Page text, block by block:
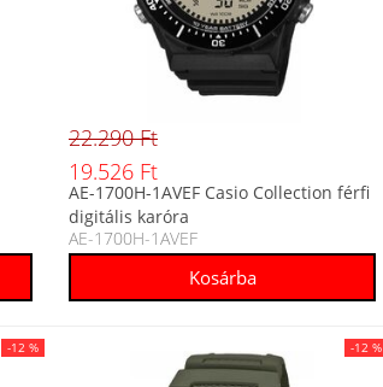
22.290 Ft
19.526 Ft
AE-1700H-1AVEF Casio Collection férfi
digitális karóra
AE-1700H-1AVEF
-12 % -12 %